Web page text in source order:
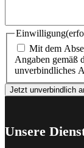
Einwilligung
Mit dem
Angaben gemäß
unverbindliches
Unsere